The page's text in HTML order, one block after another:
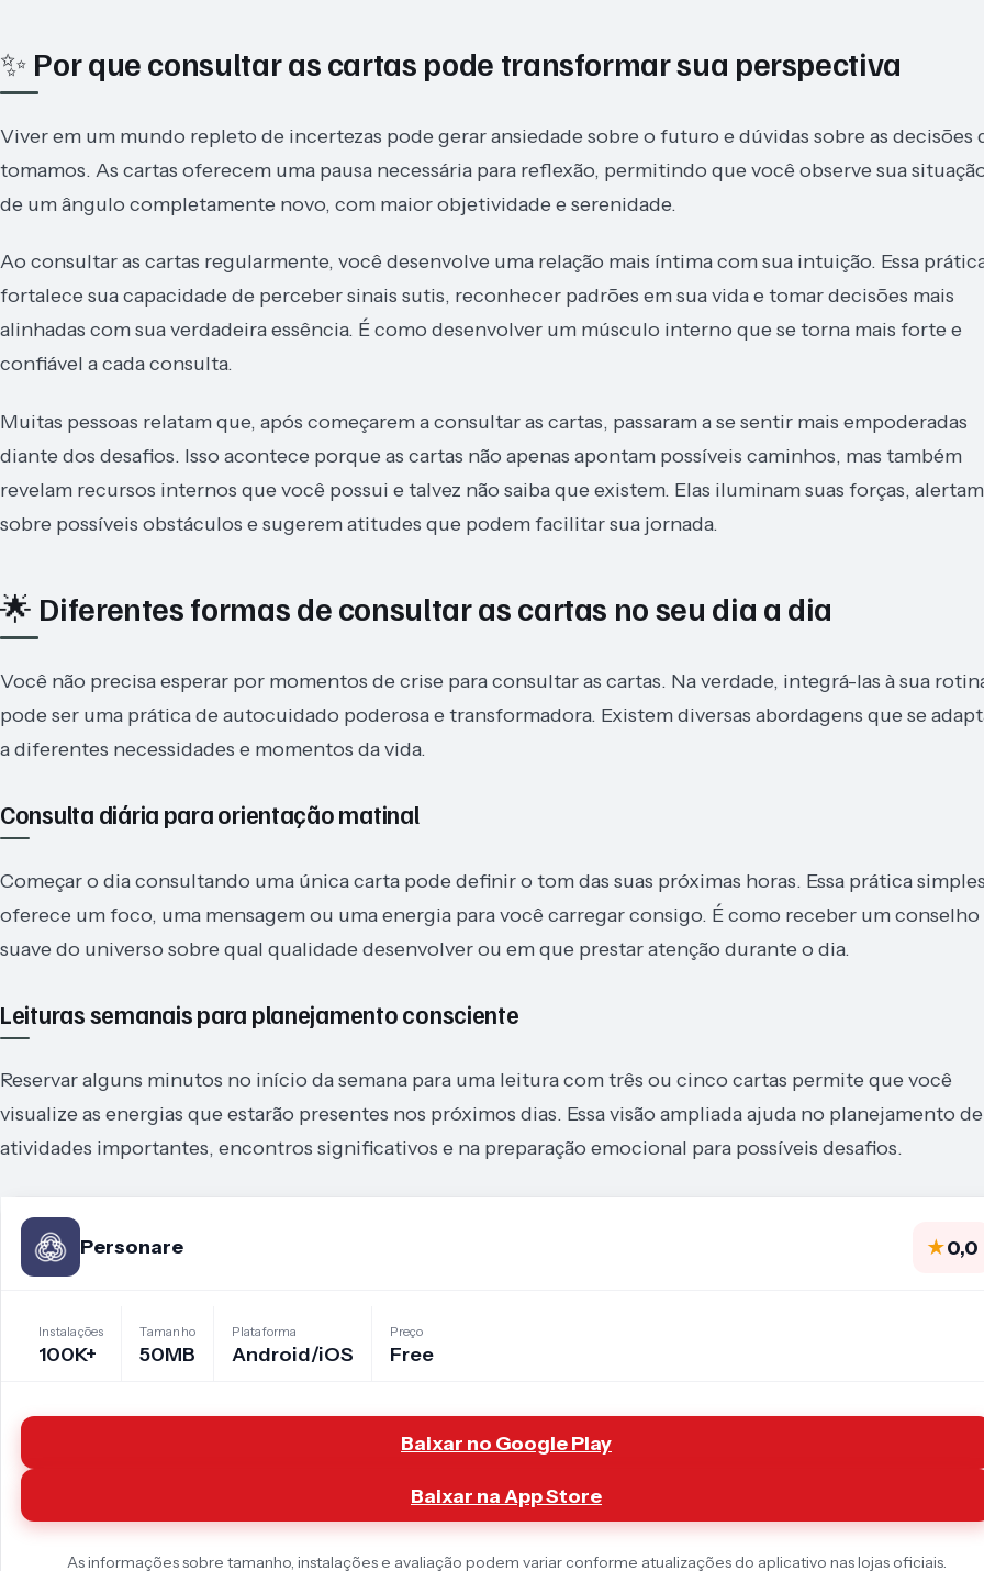
✨ Por que consultar as cartas pode transformar sua perspectiva
Viver em um mundo repleto de incertezas pode gerar ansiedade sobre o futuro e dúvidas sobre as decisões
tomamos. As cartas oferecem uma pausa necessária para reflexão, permitindo que você observe sua
de um ângulo completamente novo, com maior objetividade e serenidade.
Ao consultar as cartas regularmente, você desenvolve uma relação mais íntima com sua intuição. Essa
fortalece sua capacidade de perceber sinais sutis, reconhecer padrões em sua vida e tomar decisões mais
alinhadas com sua verdadeira essência. É como desenvolver um músculo interno que se torna mais forte e
confiável a cada consulta.
Muitas pessoas relatam que, após começarem a consultar as cartas, passaram a se sentir mais empoderadas
diante dos desafios. Isso acontece porque as cartas não apenas apontam possíveis caminhos, mas também
revelam recursos internos que você possui e talvez não saiba que existem. Elas iluminam suas forças, alertam
sobre possíveis obstáculos e sugerem atitudes que podem facilitar sua jornada.
🌟 Diferentes formas de consultar as cartas no seu dia a dia
Você não precisa esperar por momentos de crise para consultar as cartas. Na verdade, integrá-las à sua
pode ser uma prática de autocuidado poderosa e transformadora. Existem diversas abordagens que se
a diferentes necessidades e momentos da vida.
Consulta diária para orientação matinal
Começar o dia consultando uma única carta pode definir o tom das suas próximas horas. Essa prática
oferece um foco, uma mensagem ou uma energia para você carregar consigo. É como receber um conselho
suave do universo sobre qual qualidade desenvolver ou em que prestar atenção durante o dia.
Leituras semanais para planejamento consciente
Reservar alguns minutos no início da semana para uma leitura com três ou cinco cartas permite que você
visualize as energias que estarão presentes nos próximos dias. Essa visão ampliada ajuda no planejamento de
atividades importantes, encontros significativos e na preparação emocional para possíveis desafios.
Personare ★0,0
Instalações
100K+
Tamanho
50MB
Plataforma
Android/iOS
Preço
Free
Baixar no Google Play
Baixar na App Store
As informações sobre tamanho, instalações e avaliação podem variar conforme atualizações do aplicativo nas lojas oficiais.